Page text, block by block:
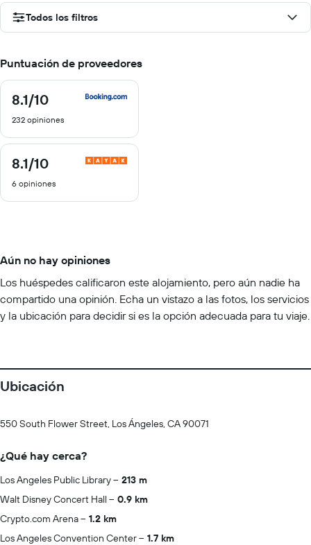
Todos los filtros
Puntuación de proveedores
8.1/10
8.1
10
232 opiniones
8.1/10
8.1
10
6 opiniones
Aún no hay opiniones
Los huéspedes calificaron este alojamiento, pero aún nadie ha
compartido una opinión. Echa un vistazo a las fotos, los servicios
y la ubicación para decidir si es la opción adecuada para tu viaje.
Ubicación
550 South Flower Street, Los Ángeles, CA 90071
¿Qué hay cerca?
Los Angeles Public Library
213 m
Walt Disney Concert Hall
0.9 km
Crypto.com Arena
1.2 km
Los Angeles Convention Center
1.7 km